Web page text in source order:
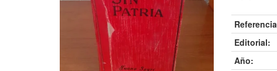
Editorial:
Año: